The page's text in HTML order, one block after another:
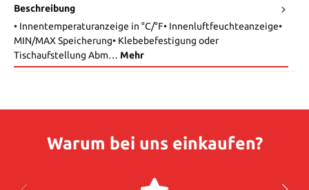
Beschreibung
• Innentemperaturanzeige in °C/°F• Innenluftfeuchteanzeige•
MIN/MAX Speicherung• Klebebefestigung oder
Tischaufstellung Abm… Mehr
Warum bei uns einkaufen?